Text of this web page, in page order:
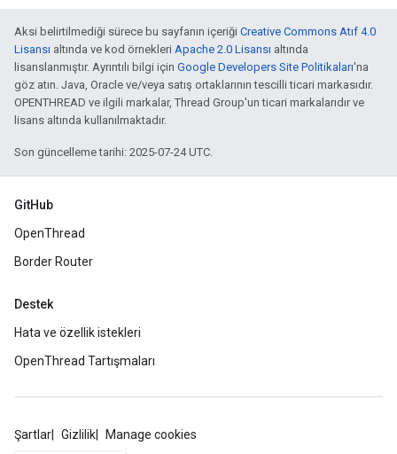
Aksi belirtilmediği sürece bu sayfanın içeriği Creative Commons Atıf 4.0
Lisansı altında ve kod örnekleri Apache 2.0 Lisansı altında
lisanslanmıştır. Ayrıntılı bilgi için Google Developers Site Politikaları'na
göz atın. Java, Oracle ve/veya satış ortaklarının tescilli ticari markasıdır.
OPENTHREAD ve ilgili markalar, Thread Group'un ticari markalarıdır ve
lisans altında kullanılmaktadır.
Son güncelleme tarihi: 2025-07-24 UTC.
GitHub
OpenThread
Border Router
Destek
Hata ve özellik istekleri
OpenThread Tartışmaları
Şartlar Gizlilik Manage cookies